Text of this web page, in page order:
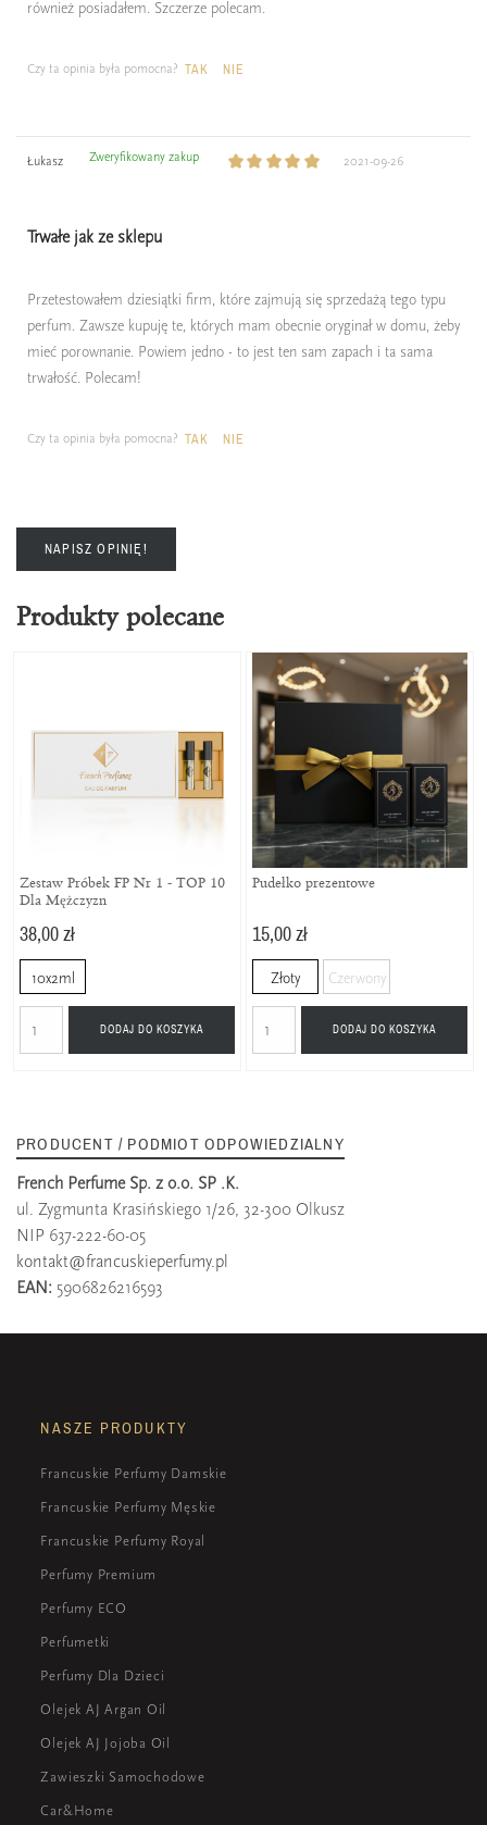
również posiadałem. Szczerze polecam.
Czy ta opinia była pomocna? TAK NIE
Łukasz Zweryfikowany zakup 2021-09-26
Trwałe jak ze sklepu
Przetestowałem dziesiątki firm, które zajmują się sprzedażą tego typu
perfum. Zawsze kupuję te, których mam obecnie oryginał w domu, żeby
mieć porownanie. Powiem jedno - to jest ten sam zapach i ta sama
trwałość. Polecam!
Czy ta opinia była pomocna? TAK NIE
NAPISZ OPINIĘ!
Produkty polecane
Zestaw Próbek FP Nr 1 - TOP 10
Dla Mężczyzn
38,00 zł
10x2ml
DODAJ DO KOSZYKA
Pudełko prezentowe
15,00 zł
Złoty Czerwony
DODAJ DO KOSZYKA
PRODUCENT / PODMIOT ODPOWIEDZIALNY
French Perfume Sp. z o.o. SP .K.
ul. Zygmunta Krasińskiego 1/26, 32-300 Olkusz
NIP 637-222-60-05
kontakt@francuskieperfumy.pl
EAN: 5906826216593
NASZE PRODUKTY
Francuskie Perfumy Damskie
Francuskie Perfumy Męskie
Francuskie Perfumy Royal
Perfumy Premium
Perfumy ECO
Perfumetki
Perfumy Dla Dzieci
Olejek AJ Argan Oil
Olejek AJ Jojoba Oil
Zawieszki Samochodowe
Car&Home